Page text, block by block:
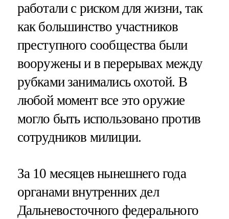
работали с риском для жизни, так
как большинство участников
преступного сообщества были
вооружены и в перерывах между
рубками занимались охотой. В
любой момент все это оружие
могло быть использовано против
сотрудников милиции.
За 10 месяцев нынешнего года
органами внутренних дел
Дальневосточного федерального